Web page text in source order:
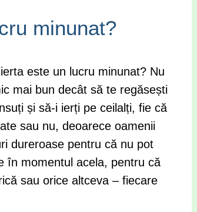
minunat?
este un lucru minunat? Nu
mai bun decât să te regăsești
și să-i ierți pe ceilalți, fie că
sau nu, deoarece oamenii
dureroase pentru că nu pot
în momentul acela, pentru că
sau orice altceva – fiecare